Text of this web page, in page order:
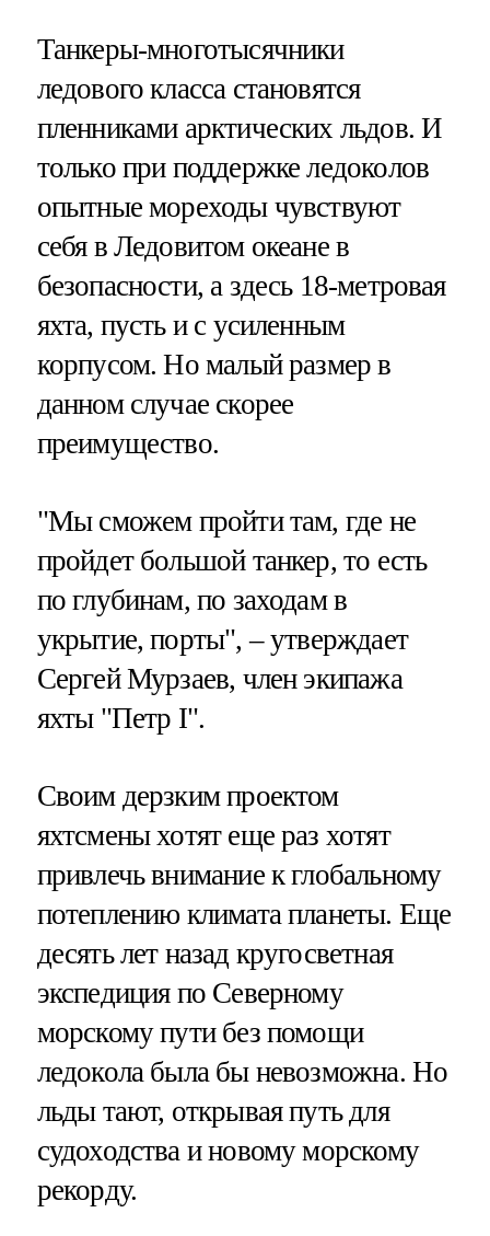
Танкеры-многотысячники
ледового класса становятся
пленниками арктических льдов. И
только при поддержке ледоколов
опытные мореходы чувствуют
себя в Ледовитом океане в
безопасности, а здесь 18-метровая
яхта, пусть и с усиленным
корпусом. Но малый размер в
данном случае скорее
преимущество.
"Мы сможем пройти там, где не
пройдет большой танкер, то есть
по глубинам, по заходам в
укрытие, порты", – утверждает
Сергей Мурзаев, член экипажа
яхты "Петр I".
Своим дерзким проектом
яхтсмены хотят еще раз хотят
привлечь внимание к глобальному
потеплению климата планеты. Еще
десять лет назад кругосветная
экспедиция по Северному
морскому пути без помощи
ледокола была бы невозможна. Но
льды тают, открывая путь для
судоходства и новому морскому
рекорду.